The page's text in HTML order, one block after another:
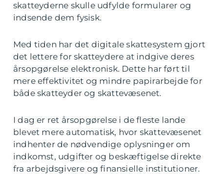
skatteyderne skulle udfylde formularer og
indsende dem fysisk.
Med tiden har det digitale skattesystem gjort
det lettere for skatteydere at indgive deres
årsopgørelse elektronisk. Dette har ført til
mere effektivitet og mindre papirarbejde for
både skatteyder og skattevæsenet.
I dag er ret årsopgørelse i de fleste lande
blevet mere automatisk, hvor skattevæsenet
indhenter de nødvendige oplysninger om
indkomst, udgifter og beskæftigelse direkte
fra arbejdsgivere og finansielle institutioner.